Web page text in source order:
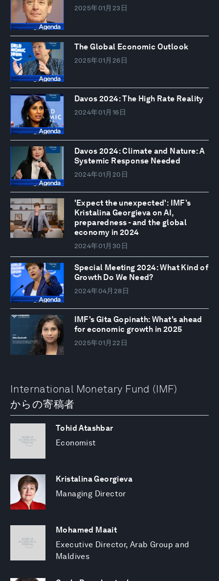
2025年01月23日
The Global Economic Outlook
2025年01月26日
Davos 2024: The High Rate Reality
2024年01月16日
Davos 2024: Climate and Nature: A
Systemic Response Needed
2024年01月20日
'Expect the unexpected': IMF’s
Kristalina Georgieva on AI,
preparedness - and the global
economy in 2024
2024年01月30日
Special Meeting 2024: What Kind of
Growth Do We Need?
2024年04月28日
IMF's Gita Gopinath: What's ahead
for economic growth in 2025
2025年01月22日
International Monetary Fund (IMF)
からの寄稿者
Tohid Atashbar
Economist
Kristalina Georgieva
Managing Director
Mohamed Maait
Executive Director, Arab Group and
Maldives